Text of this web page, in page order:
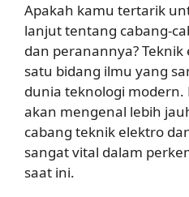
Apakah kamu tertarik
lanjut tentang cabang-
dan peranannya?
satu bidang ilmu yang
dunia teknologi modern.
akan mengenal lebih
cabang teknik elektro
sangat vital dalam
saat ini.